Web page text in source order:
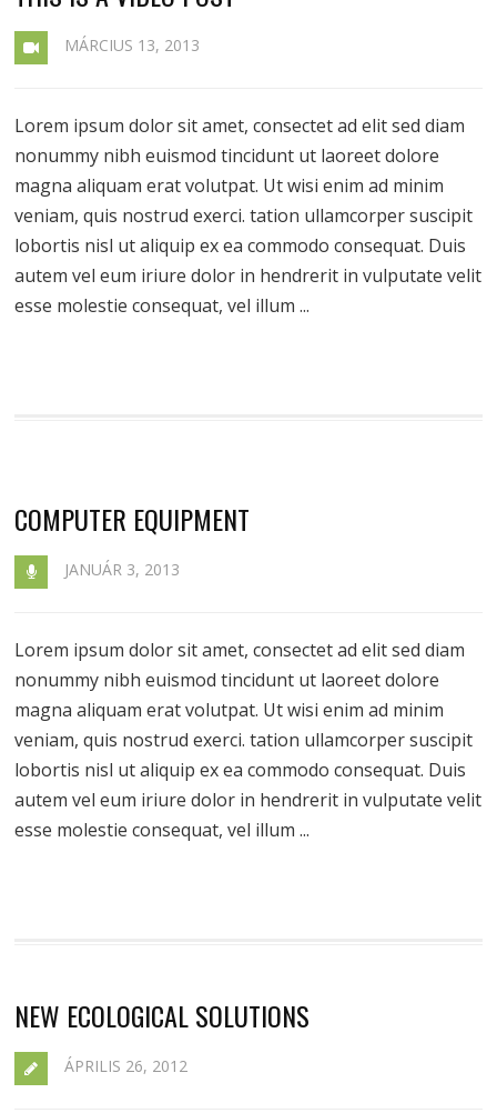
MÁRCIUS 13, 2013
Lorem ipsum dolor sit amet, consectet ad elit sed diam
nonummy nibh euismod tincidunt ut laoreet dolore
magna aliquam erat volutpat. Ut wisi enim ad minim
veniam, quis nostrud exerci. tation ullamcorper suscipit
lobortis nisl ut aliquip ex ea commodo consequat. Duis
autem vel eum iriure dolor in hendrerit in vulputate velit
esse molestie consequat, vel illum ...
COMPUTER EQUIPMENT
JANUÁR 3, 2013
Lorem ipsum dolor sit amet, consectet ad elit sed diam
nonummy nibh euismod tincidunt ut laoreet dolore
magna aliquam erat volutpat. Ut wisi enim ad minim
veniam, quis nostrud exerci. tation ullamcorper suscipit
lobortis nisl ut aliquip ex ea commodo consequat. Duis
autem vel eum iriure dolor in hendrerit in vulputate velit
esse molestie consequat, vel illum ...
NEW ECOLOGICAL SOLUTIONS
ÁPRILIS 26, 2012